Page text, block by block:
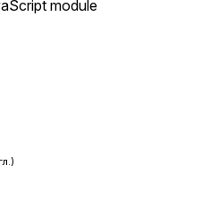
module